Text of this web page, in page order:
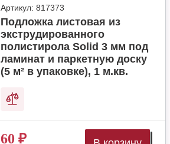
Артикул: 817373
Подложка листовая из
экструдированного
полистирола Solid 3 мм под
ламинат и паркетную доску
(5 м² в упаковке), 1 м.кв.
60 ₽